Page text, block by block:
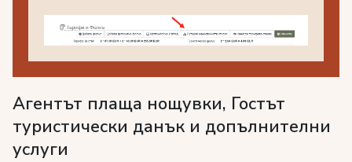
Агентът плаща нощувки, Гостът
туристически данък и допълнителни
услуги